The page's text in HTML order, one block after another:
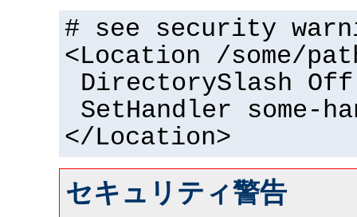
# see security
<Location /some/
DirectorySlash Off
SetHandler some-
</Location>
セキュリティ警告